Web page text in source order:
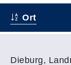
Ort
Dieburg,